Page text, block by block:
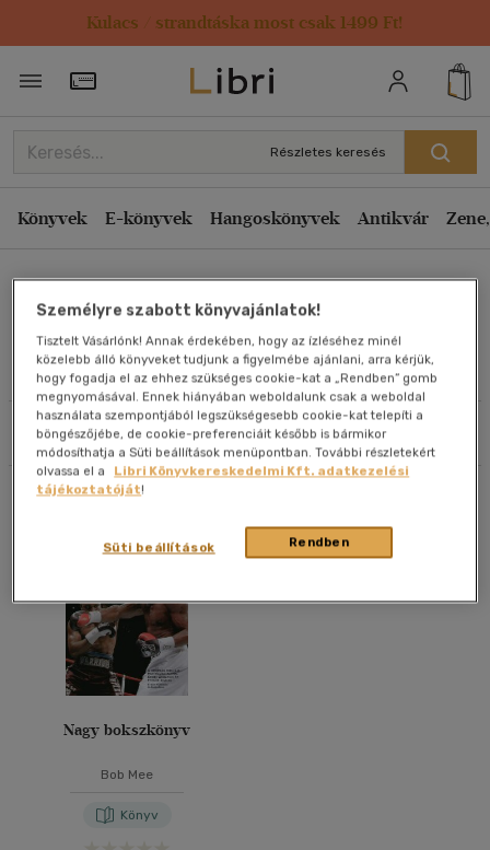
Kulacs / strandtáska most csak 1499 Ft!
Törzsvásárlói Kártya adatai
Részletes keresés
Könyvek E-könyvek Hangoskönyvek Antikvár
Művei
Szűrés Rendezés
Rendezés
Kiadás éve szerint csökkenő
Ár szerint csökkenő
Eladott darabszám szerint csökkenő
Eladott darabszám szerint növekvő
Cím szerint A-Z
Szerző szerint A-Z
Megjelenítés
20 db / oldal
Alkalmaz
Nagy bokszkönyv
Bob Mee
Könyv
Személyre szabott könyvajánlatok!
Tisztelt Vásárlónk! Annak érdekében, hogy az ízléséhez minél
közelebb álló könyveket tudjunk a figyelmébe ajánlani, arra kérjük,
hogy fogadja el az ehhez szükséges cookie-kat a „Rendben” gomb
megnyomásával. Ennek hiányában weboldalunk csak a weboldal
használata szempontjából legszükségesebb cookie-kat telepíti a
böngészőjébe, de cookie-preferenciáit később is bármikor
módosíthatja a Süti beállítások menüpontban. További részletekért
olvassa el a
Libri Könyvkereskedelmi Kft. adatkezelési
tájékoztatóját!
Rendben
Süti beállítások